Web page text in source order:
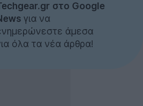
στο Google
για να
άμεσα
όλα τα νέα άρθρα!